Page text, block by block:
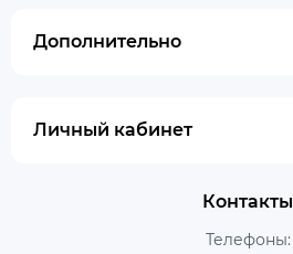
Дополнительно
Личный кабинет
Контакты
Телефоны: